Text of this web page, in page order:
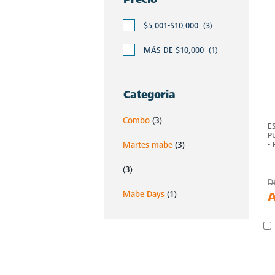
$5,001-$10,000 (3)
MÁS DE $10,000 (1)
Categoria
Combo (3)
Martes mabe (3)
(3)
Mabe Days (1)
-